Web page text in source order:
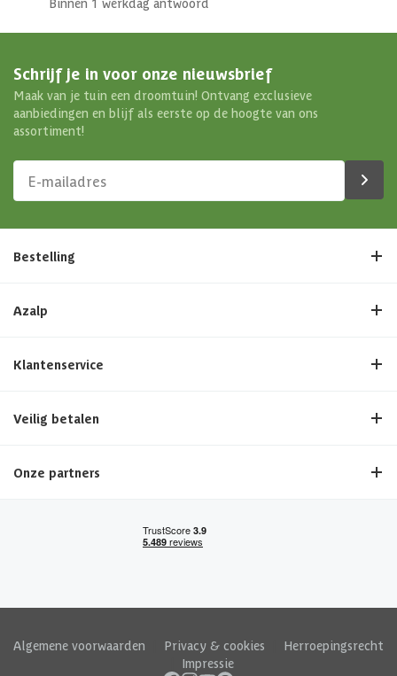
Schrijf je in voor onze nieuwsbrief
Maak van je tuin een droomtuin! Ontvang exclusieve
aanbiedingen en blijf als eerste op de hoogte van ons
assortiment!
Bestelling
Azalp
Klantenservice
Veilig betalen
Onze partners
Algemene voorwaarden Privacy & cookies
Herroepingsrecht
Impressie